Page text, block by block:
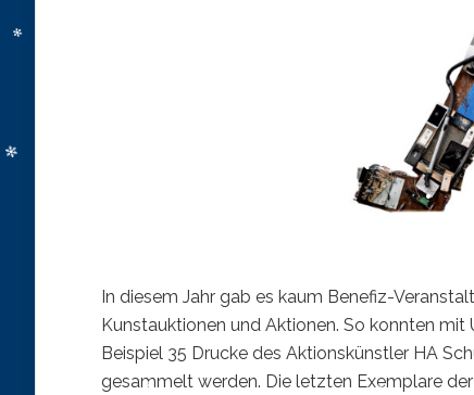
​In diesem Jahr gab es kaum Benefiz-
Kunstauktionen und Aktionen. So konnten
Beispiel 35 Drucke des Aktionskünstler ­HA
gesammelt werden. Die letzten Exemplare